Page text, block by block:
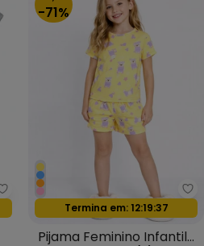
Select - Pijama Infantil Menina
-71%
Oferta relâmpago
Termina em: 12:19:35
Pijama Feminino Infantil